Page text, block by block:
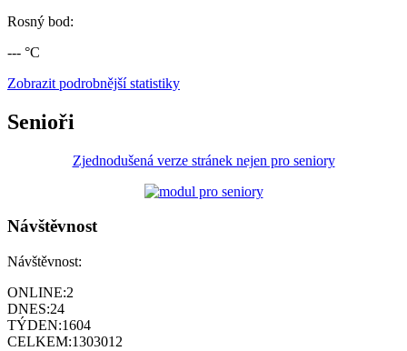
Rosný bod:
--- °C
Zobrazit podrobnější statistiky
Senioři
Zjednodušená verze stránek nejen pro seniory
Návštěvnost
Návštěvnost:
ONLINE:2
DNES:24
TÝDEN:1604
CELKEM:1303012